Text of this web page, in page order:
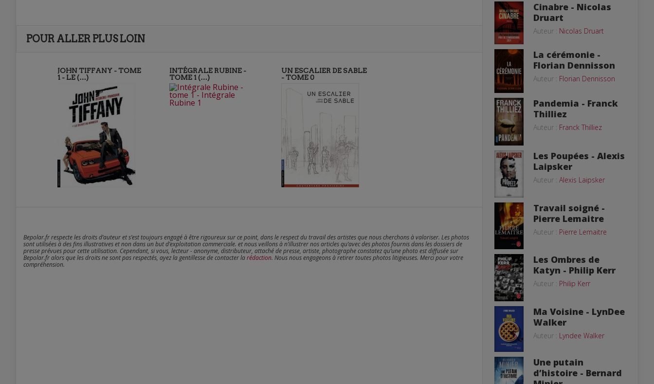
POUR ALLER PLUS LOIN
JOHN TIFFANY - TOME
1 - LE (…)
INTÉGRALE RUBINE -
TOME 1 (…)
UN ESCALIER DE SABLE
- TOME 0
Bepolar.fr respecte les droits d’auteur et s’est toujours engagé à être rigoureux sur ce point, dans le respect du travail des artistes que nous cherchons à valoriser. Les photos
sont utilisées à des fins illustratives et non dans un but d’exploitation commerciale. et nous veillons à n’illustrer nos articles qu’avec des photos fournis dans les dossiers de
presse prévues pour cette utilisation. Cependant, si vous, lecteur - anonyme, distributeur, attaché de presse, artiste, photographe constatez qu’une photo est diffusée sur
Bepolar.fr alors que les droits ne sont pas respectés, ayez la gentillesse de contacter larédaction. Nous nous engageons à retirer toutes photos litigieuses. Merci pour votre
compréhension.
Cinabre - Nicolas
Druart
Auteur : Nicolas Druart
La cérémonie -
Florian Dennisson
Auteur : Florian Dennisson
Pandemia - Franck
Thilliez
Auteur : Franck Thilliez
Les Poupées - Alexis
Laipsker
Auteur : Alexis Laipsker
Travail soigné -
Pierre Lemaitre
Auteur : Pierre Lemaitre
Les Ombres de
Katyn - Philip Kerr
Auteur : Philip Kerr
Ma Voisine - LynDee
Walker
Auteur : Lyndee Walker
Une putain
d’histoire - Bernard